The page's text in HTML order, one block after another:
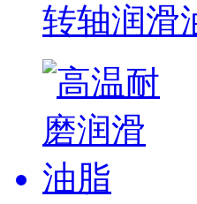
转轴润滑